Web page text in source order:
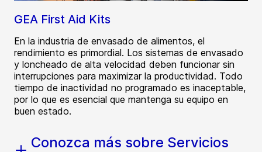
GEA First Aid Kits
En la industria de envasado de alimentos, el
rendimiento es primordial. Los sistemas de envasado
y loncheado de alta velocidad deben funcionar sin
interrupciones para maximizar la productividad. Todo
tiempo de inactividad no programado es inaceptable,
por lo que es esencial que mantenga su equipo en
buen estado.
Conozca más sobre Servicios